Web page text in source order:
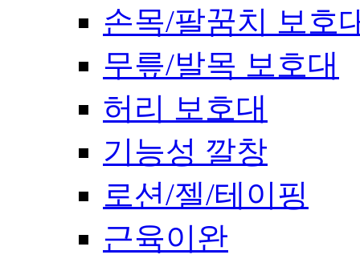
손목/팔꿈치 보호
무릎/발목 보호대
허리 보호대
기능성 깔창
로션/젤/테이핑
근육이완